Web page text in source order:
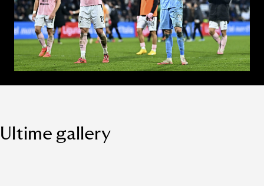
Ultime gallery